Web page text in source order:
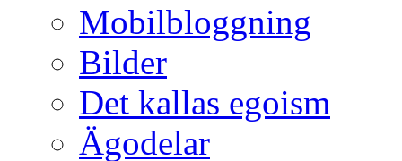
Mobilbloggning
Bilder
Det kallas egoism
Ägodelar